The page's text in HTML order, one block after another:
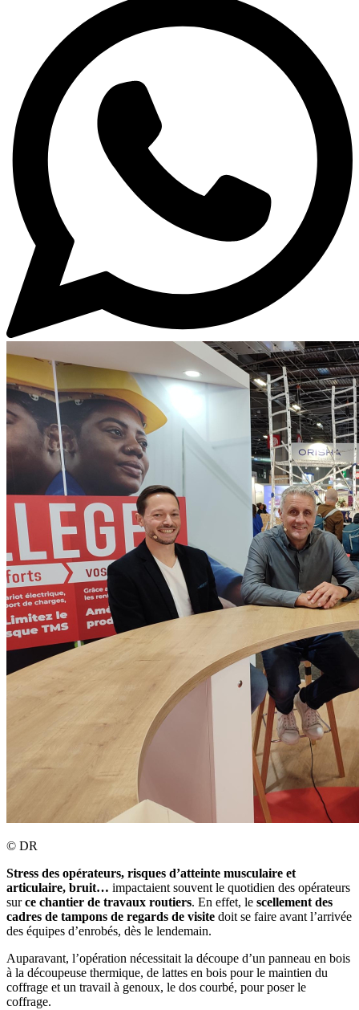
© DR
Stress des opérateurs, risques d’atteinte musculaire et
articulaire, bruit… impactaient souvent le quotidien des opérateurs
surce chantier de travaux routiers. En effet, le scellement des
cadres de tampons de regards de visite doit se faire avant l’arrivée
des équipes d’enrobés, dès le lendemain.
Auparavant, l’opération nécessitait la découpe d’un panneau en bois
à la découpeuse thermique, de lattes en bois pour le maintien du
coffrage et un travail à genoux, le dos courbé, pour poser le
coffrage.